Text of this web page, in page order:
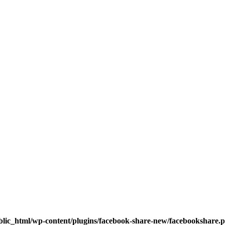
wp-content/plugins/facebook-share-new/